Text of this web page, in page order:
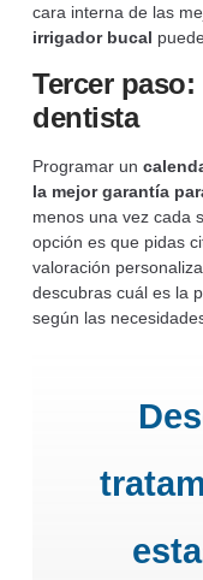
cara interna de las
irrigador bucal
Tercer
dentista
Programar un
la mejor garantía
menos una vez cada
opción es que pidas
valoración
descubras cuál es la
según las